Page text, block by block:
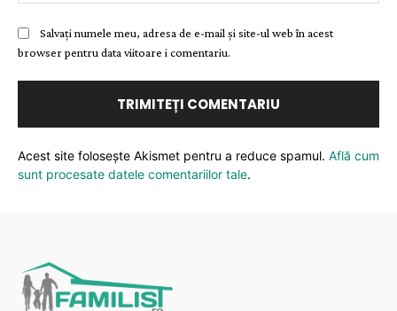
Salvați numele meu, adresa de e-mail și site-ul web în acest
browser pentru data viitoare i comentariu.
Acest site folosește Akismet pentru a reduce spamul. Află cum
sunt procesate datele comentariilor tale.